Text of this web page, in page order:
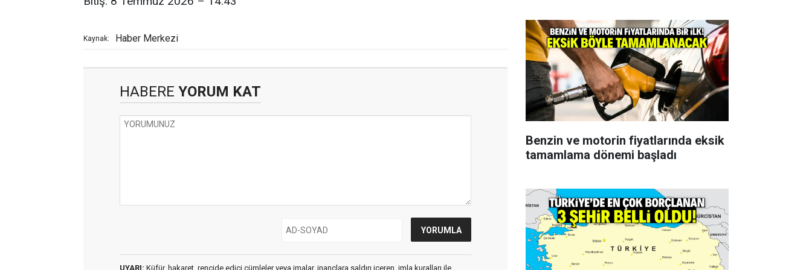
Kaynak: Haber Merkezi
HABERE YORUM KAT
UYARI: Küfür, hakaret, rencide edici cümleler veya imalar, inançlara saldırı içeren, imla kuralları ile
Benzin ve motorin fiyatlarında eksik
tamamlama dönemi başladı